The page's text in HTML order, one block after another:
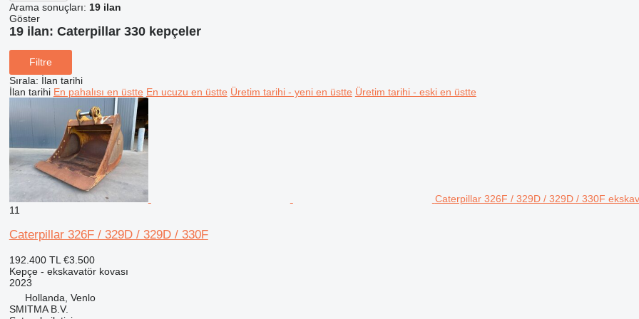
Arama sonuçları: 19 ilan
Göster
19 ilan: Caterpillar 330 kepçeler
Filtre
Sırala: İlan tarihi
İlan tarihi En pahalısı en üstte En ucuzu en üstte Üretim tarihi - yeni en üstte Üretim tarihi - eski en üstte
Caterpillar 326F / 329D / 329D / 330F
11
Caterpillar 326F / 329D / 329D / 330F
192.400 TL €3.500
Kepçe - ekskavatör kovası
2023
Hollanda, Venlo
SMITMA B.V.